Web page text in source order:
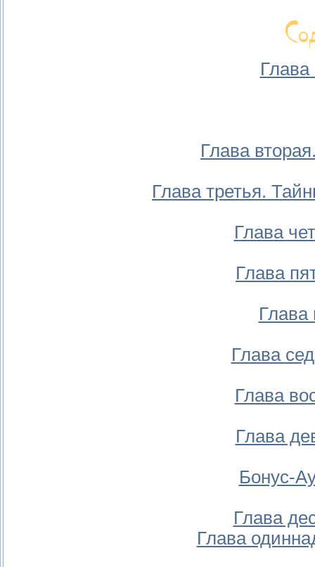
Глава
Глава третья.
Глава
Глава
Глава
Глава
Глава
Глава
Бонус-
Глава
Глава